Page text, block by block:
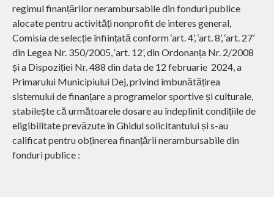
regimul finanțărilor nerambursabile din fonduri publice
alocate pentru activități nonprofit de interes general,
Comisia de selecție înființată conform ‘art. 4’, ‘art. 8’, ‘art. 27’
din Legea Nr. 350/2005, ‘art. 12’, din Ordonanța Nr. 2/2008
și a Dispoziției Nr. 488 din data de 12 februarie 2024, a
Primarului Municipiului Dej, privind îmbunătățirea
sistemului de finanțare a programelor sportive și culturale,
stabilește că următoarele dosare au îndeplinit condițiile de
eligibilitate prevăzute în Ghidul solicitantului și s-au
calificat pentru obținerea finanțării nerambursabile din
fonduri publice :